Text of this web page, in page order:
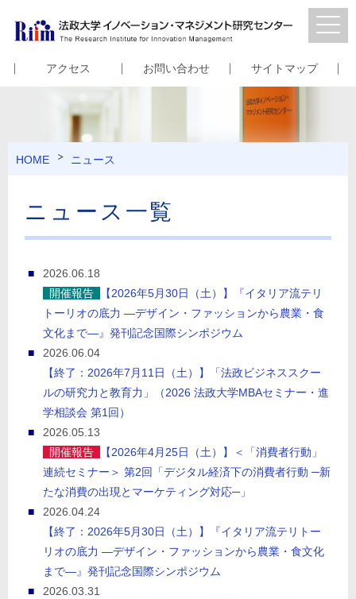
アクセス お問い合わせ サイトマップ
HOME ニュース
ニュース一覧
2026.06.18
開催報告
【2026年5月30日（土）】『イタリア流テリ
トーリオの底力 ―デザイン・ファッションから農業・食
文化まで―』発刊記念国際シンポジウム
2026.06.04
【終了：2026年7月11日（土）】「法政ビジネススクー
ルの研究力と教育力」（2026 法政大学MBAセミナー・進
学相談会 第1回）
2026.05.13
開催報告
【2026年4月25日（土）】＜「消費者行動」
連続セミナー＞ 第2回「デジタル経済下の消費者行動 ─新
たな消費の出現とマーケティング対応─」
2026.04.24
【終了：2026年5月30日（土）】『イタリア流テリトー
リオの底力 ―デザイン・ファッションから農業・食文化
まで―』発刊記念国際シンポジウム
2026.03.31